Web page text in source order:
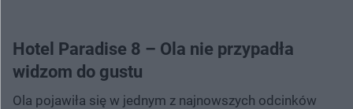
Hotel Paradise 8 – Ola nie przypadła
widzom do gustu
Ola pojawiła się w jednym z najnowszych odcinków